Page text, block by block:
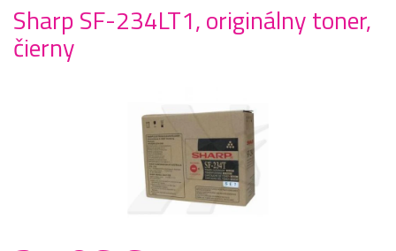
Sharp SF-234LT1, originálny toner,
čierny